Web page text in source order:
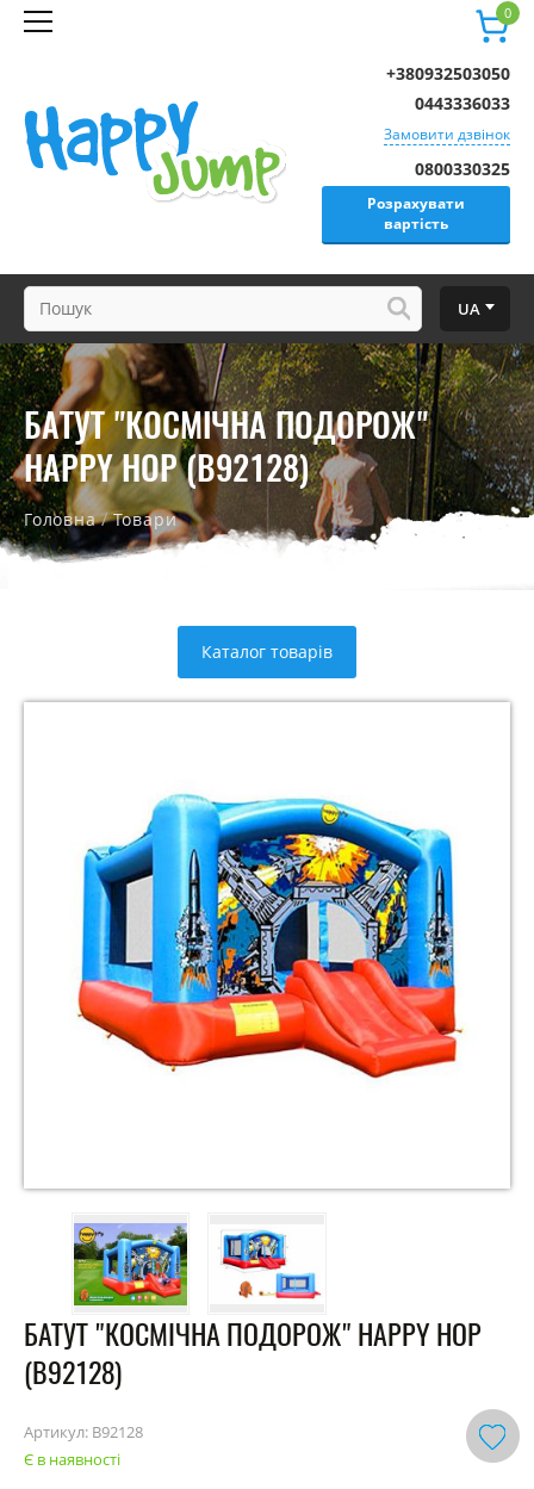
0
0800330325
Розрахувати
вартість
+380932503050
0443336033
Замовити дзвінок
UA
БАТУТ "КОСМІЧНА ПОДОРОЖ"
HAPPY HOP (B92128)
Головна/Товари
Каталог товарів
БАТУТ "КОСМІЧНА ПОДОРОЖ" HAPPY HOP
(B92128)
Артикул: B92128
Є в наявності